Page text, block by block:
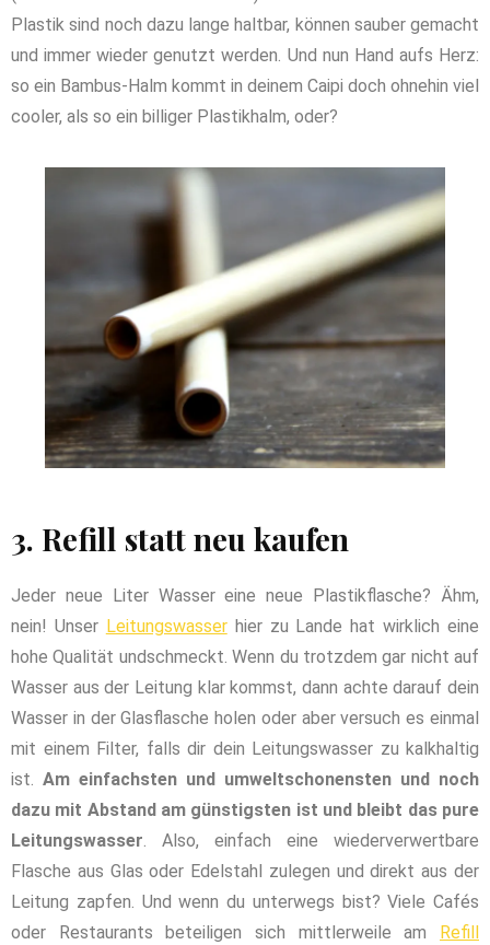
Plastik sind noch dazu lange haltbar, können sauber gemacht
und immer wieder genutzt werden. Und nun Hand aufs Herz:
so ein Bambus-Halm kommt in deinem Caipi doch ohnehin viel
cooler, als so ein billiger Plastikhalm, oder?
3. Refill statt neu kaufen
Jeder neue Liter Wasser eine neue Plastikflasche? Ähm,
nein! Unser Leitungswasserhier zu Lande hat wirklich eine
hohe Qualität undschmeckt. Wenn du trotzdem gar nicht auf
Wasser aus der Leitung klar kommst, dann achte darauf dein
Wasser in der Glasflasche holen oder aber versuch es einmal
mit einem Filter, falls dir dein Leitungswasser zu kalkhaltig
ist. Am einfachsten und umweltschonensten und noch
dazu mit Abstand am günstigsten ist und bleibt das pure
Leitungswasser . Also, einfach eine wiederverwertbare
Flasche aus Glas oder Edelstahl zulegen und direkt aus der
Leitung zapfen. Und wenn du unterwegs bist? Viele Cafés
oder Restaurants beteiligen sich mittlerweile am Refill